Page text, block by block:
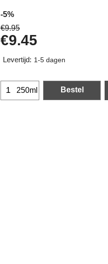
-5%
€9.95
€9.45
Levertijd: 1-5 dagen
250ml Bestel